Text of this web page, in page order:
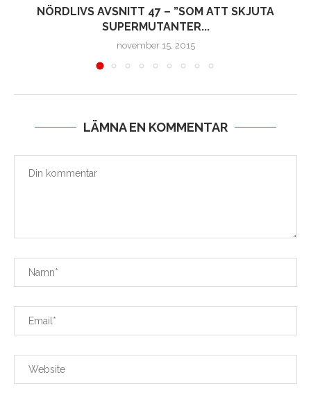
NÖRDLIVS AVSNITT 47 – ”SOM ATT SKJUTA
SUPERMUTANTER...
november 15, 2015
LÄMNA EN KOMMENTAR